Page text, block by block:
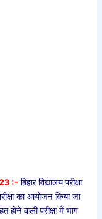
:- बिहार विद्यालय परीक्षा
का आयोजन किया जा
वाली परीक्षा में भाग